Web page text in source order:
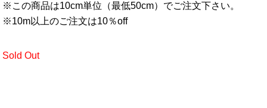
※この商品は10cm単位（最低50cm）でご注文下さい。
※10m以上のご注文は10％off
Sold Out